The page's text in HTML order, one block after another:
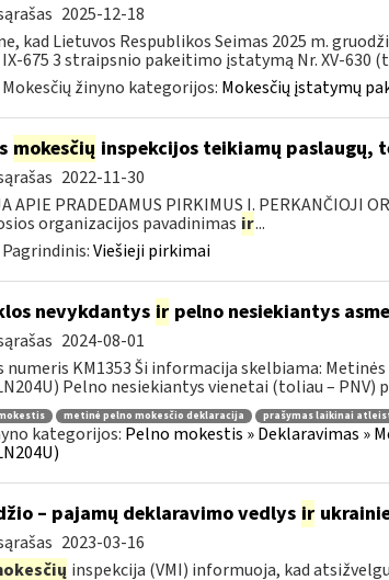
2025-12-18
kad Lietuvos Respublikos Seimas 2025 m.
675 3 straipsnio pakeitimo įstatymą Nr. XV-630
Mokesčių žinyno kategorijos: Mokesčių įstatymų
mokesčių inspekcijos teikiamų paslaugų,
2022-11-30
APIE PRADEDAMUS PIRKIMUS I. PERKANČIOJI
organizacijos pavadinimas ir...
Pagrindinis:Viešieji pirkimai
nevykdantys irpelno nesiekiantys
2024-08-01
numeris KM1353 Ši informacija skelbiama:
Pelno nesiekiantys vienetai (toliau – PNV)
metinė pelno mokesčio deklaracija prašymas laikinai
kategorijos: Pelno mokestis » Deklaravimas »
– pajamų deklaravimo vedlys ir
2023-03-16
inspekcija (VMI) informuoja, kad